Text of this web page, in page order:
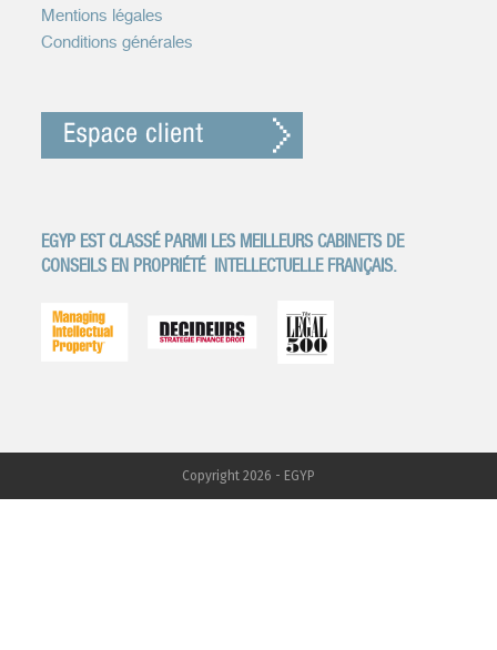
Mentions légales
Conditions générales
EGYP EST CLASSÉ PARMI LES MEILLEURS CABINETS DE
CONSEILS EN PROPRIÉTÉ INTELLECTUELLE FRANÇAIS.
Copyright 2026 - EGYP